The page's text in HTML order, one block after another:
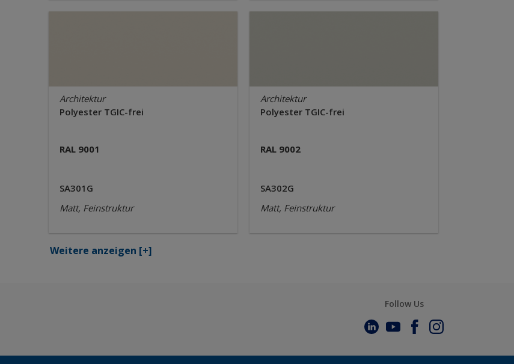
Architektur
Polyester TGIC-frei
RAL 9001
SA301G
Matt, Feinstruktur
Architektur
Polyester TGIC-frei
RAL 9002
SA302G
Matt, Feinstruktur
Weitere anzeigen [+]
Follow Us